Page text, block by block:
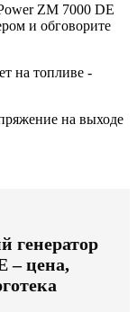
ZM 7000 DE
и обговорите
на топливе -
на выходе
генератор
– цена,